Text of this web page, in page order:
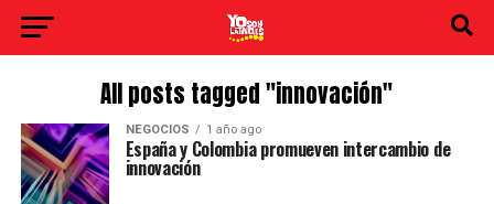
All posts tagged "innovación"
NEGOCIOS 1 año ago
España y Colombia promueven intercambio de
innovación